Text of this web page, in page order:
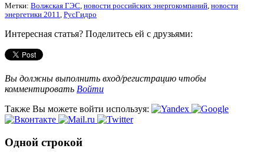
Метки: Волжская ГЭС, новости российских энергокомпаний, новости
энергетики 2011, РусГидро
Интересная статья? Поделитесь ей с друзьями:
Вы должны выполнить вход/регистрацию чтобы
комментировать Войти
Также Вы можете войти используя:
Одной строкой